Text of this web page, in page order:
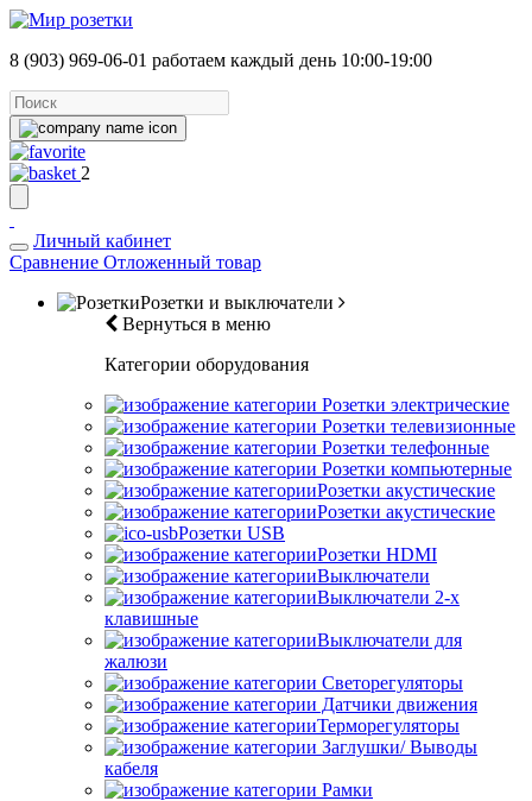
8 (903) 969-06-01 работаем каждый день 10:00-19:00
2
Личный кабинет
Сравнение Отложенный товар
Розетки и выключатели
Вернуться в меню
Категории оборудования
Розетки электрические
Розетки телевизионные
Розетки телефонные
Розетки компьютерные
Розетки акустические
Розетки акустические
Розетки USB
Розетки HDMI
Выключатели
Выключатели 2-х
клавишные
Выключатели для
жалюзи
Светорегуляторы
Датчики движения
Терморегуляторы
Заглушки/ Выводы
кабеля
Рамки